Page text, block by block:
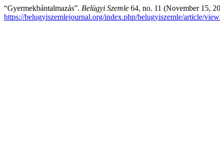
“Gyermekbántalmazás”. Belügyi Szemle 64, no. 11 (November 15,
https://belugyiszemlejournal.org/index.php/belugyiszemle/article/